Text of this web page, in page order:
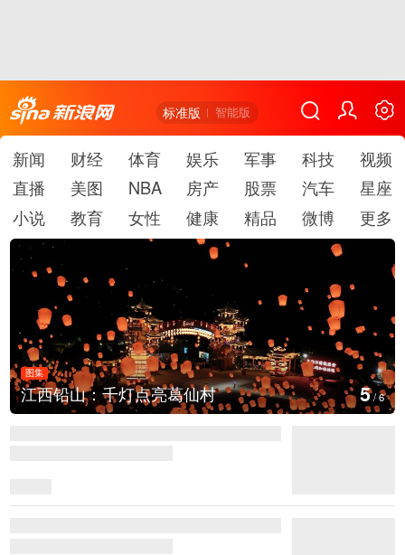
标准版 智能版
新闻 财经 体育 娱乐 军事 科技
视频
直播
美图 NBA 房产 股票 汽车
星座
小说
教育 女性 健康 精品 微博 更多
图集
上海：七彩稻田画迎最佳观赏期 6/6